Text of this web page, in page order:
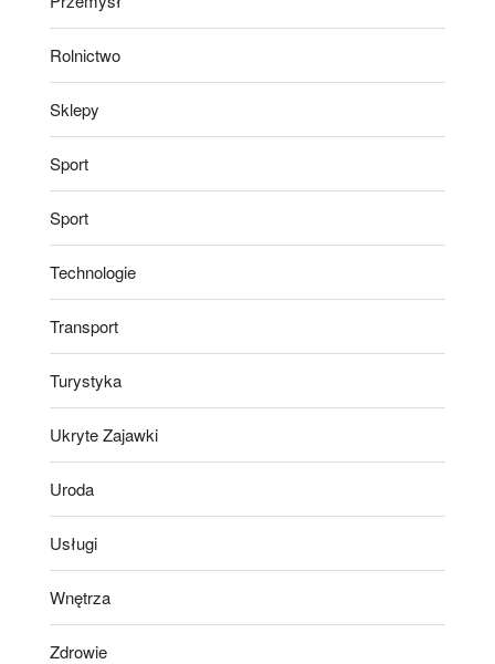
Rolnictwo
Sklepy
Sport
Sport
Technologie
Transport
Turystyka
Ukryte Zajawki
Uroda
Usługi
Wnętrza
Zdrowie